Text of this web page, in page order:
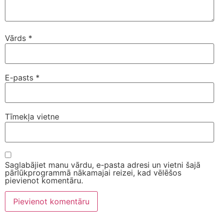
Vārds *
E-pasts *
Tīmekļa vietne
Saglabājiet manu vārdu, e-pasta adresi un vietni šajā
pārlūkprogrammā nākamajai reizei, kad vēlēšos
pievienot komentāru.